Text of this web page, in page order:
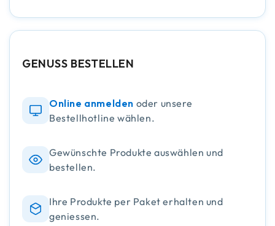
GENUSS BESTELLEN
Online anmelden oder unsere
Bestellhotline wählen.
Gewünschte Produkte auswählen und
bestellen.
Ihre Produkte per Paket erhalten und
geniessen.